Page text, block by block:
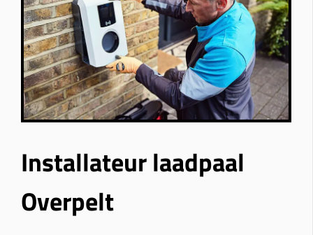
Installateur laadpaal
Overpelt